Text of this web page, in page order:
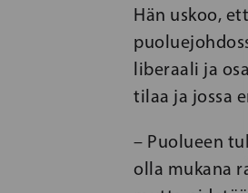
Hän uskoo,
liberaali ja
tilaa ja jossa
– Puolueen
olla mukana